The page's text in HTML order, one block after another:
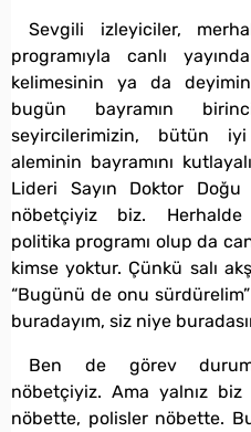
Sevgili izleyiciler,
programıyla canlı
kelimesinin ya da
bugün bayramın
seyircilerimizin, bütün
aleminin bayramını
Lideri Sayın Doktor
nöbetçiyiz biz. Herhalde
politika programı olup da
kimse yoktur. Çünkü salı
“Bugünü de onu
buradayım, siz niye
Ben de görev
nöbetçiyiz. Ama yalnız
nöbette, polisler nöbette.